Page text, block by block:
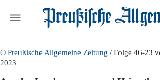
Politik
Wirtschaft
Suchen und finden
© Preußische Allgemeine Zeitung / Folge 46-23
2023